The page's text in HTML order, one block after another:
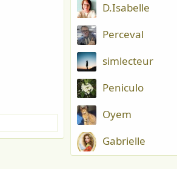
D.Isabelle
Perceval
simlecteur
Peniculo
Oyem
Gabrielle